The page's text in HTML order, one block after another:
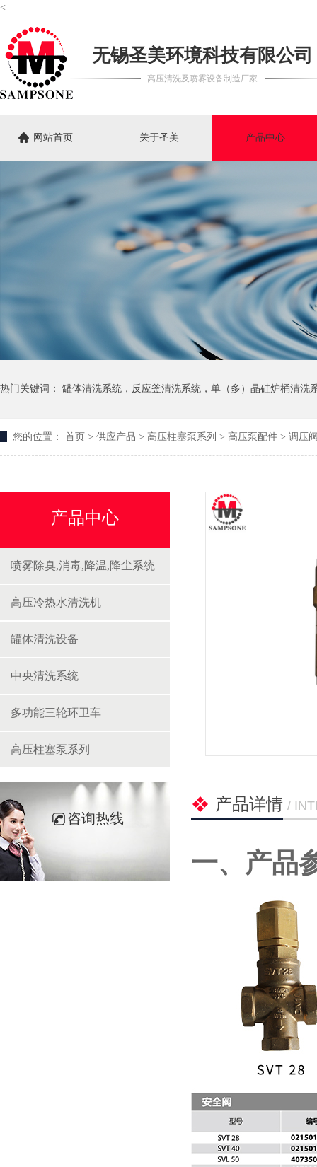
<
无锡圣美环境科技有限公司
高压清洗及喷雾设备制造厂家
网站首页 关于圣美 产品中心
热门关键词： 罐体清洗系统 ， 反应釜清洗系统 ， 单（多）晶硅炉桶清洗
您的位置： 首页 > 供应产品 > 高压柱塞泵系列 > 高压泵配件 > 调压
产品详情 /
一、产品
产品中心
喷雾除臭,消毒,降温,降尘系统
高压冷热水清洗机
罐体清洗设备
中央清洗系统
多功能三轮环卫车
高压柱塞泵系列
咨询热线